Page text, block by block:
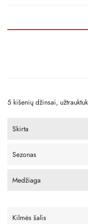
5 kišenių džinsai,
Skirta
Sezonas
Medžiaga
Kilmės šalis